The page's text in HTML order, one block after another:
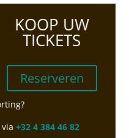
KOOP UW
TICKETS
Reserveren
+32 4 384 46 82